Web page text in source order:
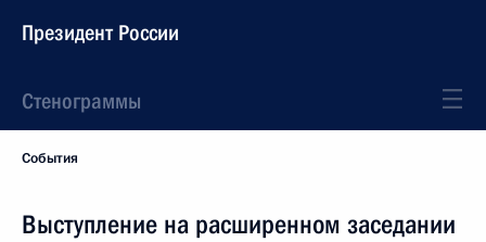
Президент России
Стенограммы
События
Выступление на расширенном заседании